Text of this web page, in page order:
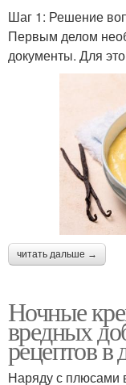
Шаг 1: Решение
Первым делом
документы. Для
читать дальше →
Ночные
вредных
рецептов
Наряду с плюсами